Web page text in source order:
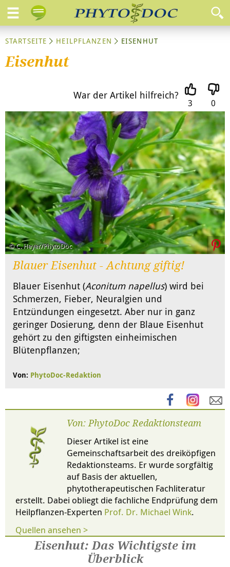
STARTSEITE HEILPFLANZEN EISENHUT
Eisenhut
War der Artikel hilfreich?
3 0
© C. Heyer/PhytoDoc
Blauer Eisenhut - Achtung giftig!
Blauer Eisenhut (Aconitum napellus) wird bei
Schmerzen, Fieber, Neuralgien und
Entzündungen eingesetzt. Aber nur in ganz
geringer Dosierung, denn der Blaue Eisenhut
gehört zu den giftigsten einheimischen
Blütenpflanzen;
Von: PhytoDoc-Redaktion
Von: PhytoDoc Redaktionsteam
Dieser Artikel ist eine
Gemeinschaftsarbeit des dreiköpfigen
Redaktionsteams. Er wurde sorgfältig
auf Basis der aktuellen,
phytotherapeutischen Fachliteratur
erstellt. Dabei obliegt die fachliche Endprüfung dem
Heilpflanzen-Experten Prof. Dr. Michael Wink.
Quellen ansehen >
Eisenhut: Das Wichtigste im
Überblick